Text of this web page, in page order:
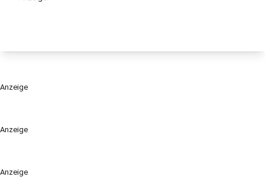
Anzeige
Anzeige
Anzeige